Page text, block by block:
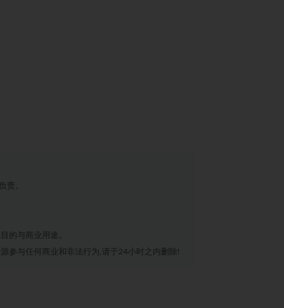
责。
的与商业用途。
参与任何商业和非法行为,请于24小时之内删除!